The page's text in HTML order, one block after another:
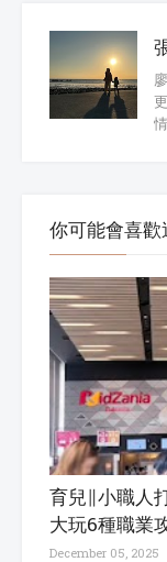
你可能會喜
育兒∥小職人
大玩6種職業
December 05, 2025